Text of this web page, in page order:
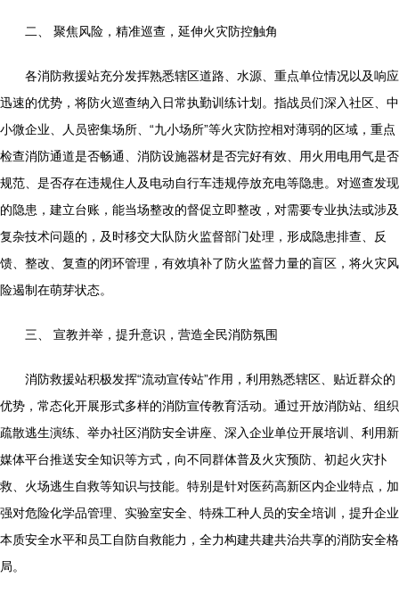
二、 聚焦风险，精准巡查，延伸火灾防控触角
各消防救援站充分发挥熟悉辖区道路、水源、重点单位情况以及响应
迅速的优势，将防火巡查纳入日常执勤训练计划。指战员们深入社区、中
小微企业、人员密集场所、“九小场所”等火灾防控相对薄弱的区域，重点
检查消防通道是否畅通、消防设施器材是否完好有效、用火用电用气是否
规范、是否存在违规住人及电动自行车违规停放充电等隐患。对巡查发现
的隐患，建立台账，能当场整改的督促立即整改，对需要专业执法或涉及
复杂技术问题的，及时移交大队防火监督部门处理，形成隐患排查、反
馈、整改、复查的闭环管理，有效填补了防火监督力量的盲区，将火灾风
险遏制在萌芽状态。
三、 宣教并举，提升意识，营造全民消防氛围
消防救援站积极发挥“流动宣传站”作用，利用熟悉辖区、贴近群众的
优势，常态化开展形式多样的消防宣传教育活动。通过开放消防站、组织
疏散逃生演练、举办社区消防安全讲座、深入企业单位开展培训、利用新
媒体平台推送安全知识等方式，向不同群体普及火灾预防、初起火灾扑
救、火场逃生自救等知识与技能。特别是针对医药高新区内企业特点，加
强对危险化学品管理、实验室安全、特殊工种人员的安全培训，提升企业
本质安全水平和员工自防自救能力，全力构建共建共治共享的消防安全格
局。